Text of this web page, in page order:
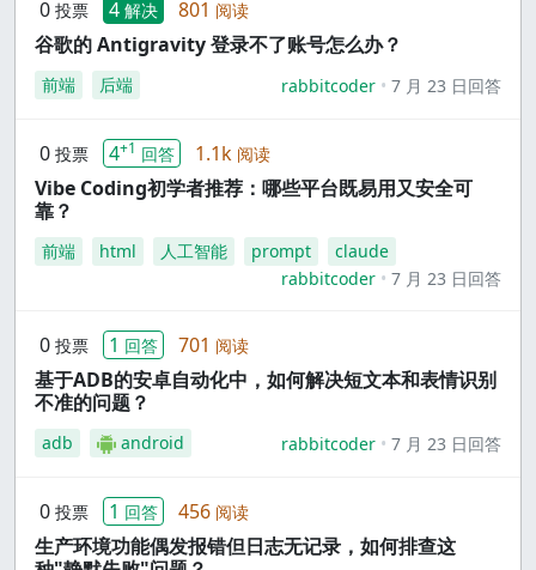
0 投票 4 解决 801 阅读
谷歌的 Antigravity 登录不了账号怎么办？
前端 后端 rabbitcoder 7 月 23 日回答
0 投票 4+1 回答 1.1k 阅读
Vibe Coding初学者推荐：哪些平台既易用又安全可
靠？
前端 html 人工智能 prompt
claude
rabbitcoder
7 月 23 日回答
0 投票 1 回答 701 阅读
基于ADB的安卓自动化中，如何解决短文本和表情识别
不准的问题？
adb android rabbitcoder 7 月 23 日回答
0 投票 1 回答 456 阅读
生产环境功能偶发报错但日志无记录，如何排查这